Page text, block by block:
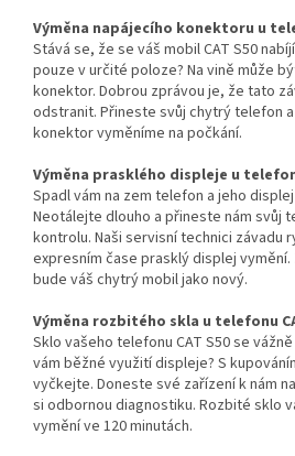
Výměna napájecího konektoru u
Stává se, že se váš mobil CAT S50
pouze v určité poloze? Na vině může
konektor. Dobrou zprávou je, že tato
odstranit. Přineste svůj chytrý telefon
konektor vyměníme na počkání.
Výměna prasklého displeje u
Spadl vám na zem telefon a jeho
Neotálejte dlouho a přineste nám svůj
kontrolu. Naši servisní technici závadu
expresním čase prasklý displej
bude váš chytrý mobil jako nový.
Výměna rozbitého skla u telefonu
Sklo vašeho telefonu CAT S50 se
vám běžné využití displeje? S
vyčkejte. Doneste své zařízení k nám
si odbornou diagnostiku. Rozbité sklo
vymění ve 120 minutách.